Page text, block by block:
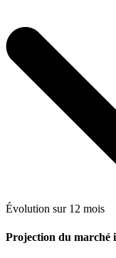
Évolution sur 12 mois
Projection du marché